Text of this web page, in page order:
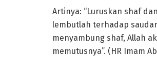
Artinya: “Luruskan shaf
lembutlah terhadap
menyambung shaf, Allah
memutusnya”. (HR Imam